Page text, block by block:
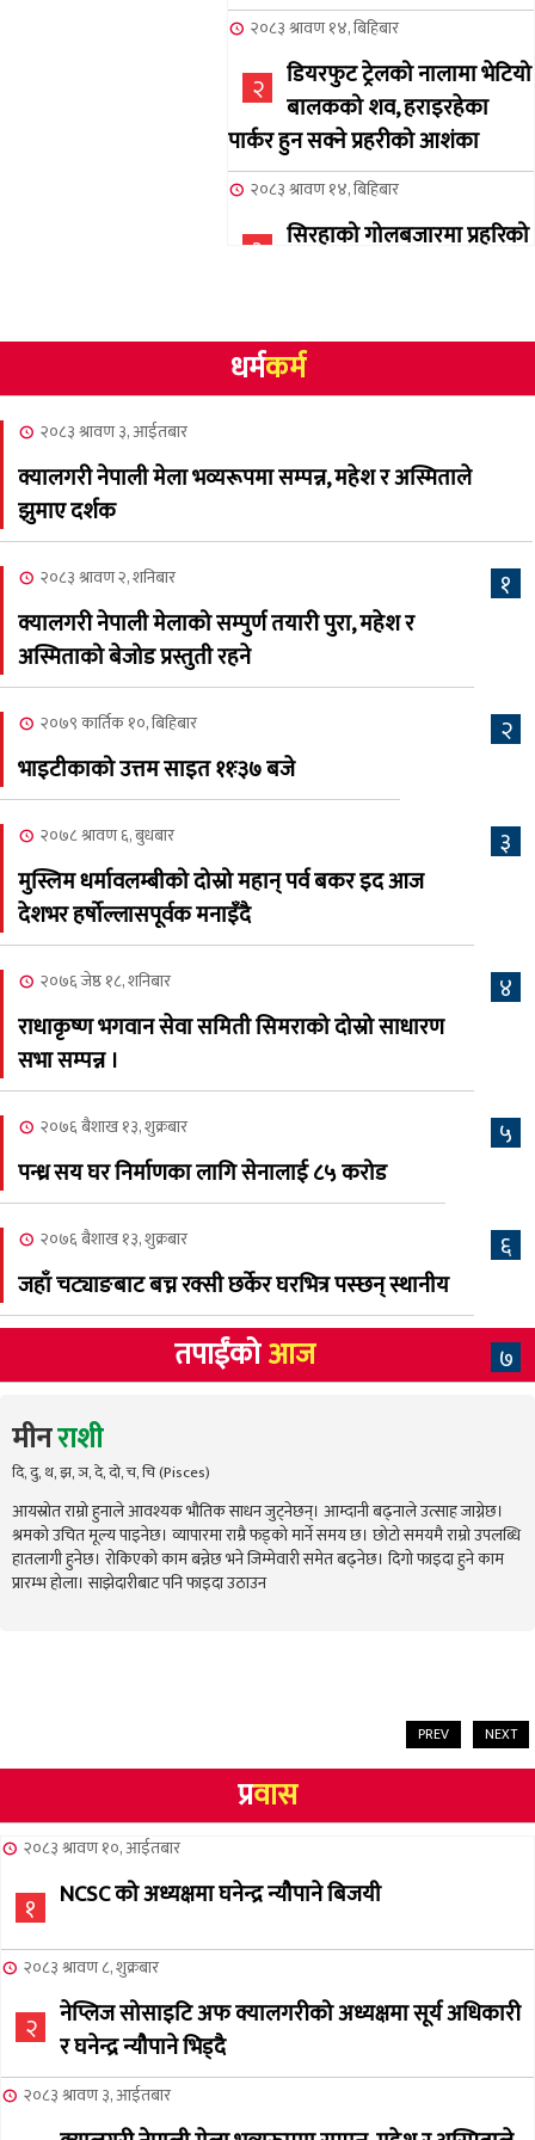
२०८३ श्रावण १४, बिहिबार
२
डियरफुट ट्रेलको नालामा भेटियो
बालकको शव, हराइरहेका
पार्कर हुन सक्ने प्रहरीको आशंका
२०८३ श्रावण १४, बिहिबार
३
सिरहाको गोलबजारमा प्रहरिको
४
NCSC को अध्यक्षमा घनेन्द्र
न्यौपाने बिजयी
नेप्लिज सोसाइटि अफ
२०८३ श्रावण ६, बुधबार
कामना खबर पत्रिका
७ क्यालगरी नेपाली मेला
२०८३ श्रावण २, शनिबार
८
क्यालगरी नेपाली मेलाको
अस्मिताको बेजोड प्रस्तुती रहने
धर्मकर्म
२०८३ श्रावण ३, आईतबार
क्यालगरी नेपाली मेला भव्यरूपमा सम्पन्न, महेश र अस्मिताले
झुमाए दर्शक
१
२०८३ श्रावण २, शनिबार
क्यालगरी नेपाली मेलाको सम्पुर्ण तयारी पुरा, महेश र
अस्मिताको बेजोड प्रस्तुती रहने
२
२०७९ कार्तिक १०, बिहिबार
भाइटीकाको उत्तम साइत ११ः३७ बजे
३
२०७८ श्रावण ६, बुधबार
मुस्लिम धर्मावलम्बीको दोस्रो महान् पर्व बकर इद आज
देशभर हर्षोल्लासपूर्वक मनाइँदै
४
२०७६ जेष्ठ १८, शनिबार
राधाकृष्ण भगवान सेवा समिती सिमराको दोस्रो साधारण
सभा सम्पन्न ।
५
२०७६ बैशाख १३, शुक्रबार
पन्ध्र सय घर निर्माणका लागि सेनालाई ८५ करोड
६
२०७६ बैशाख १३, शुक्रबार
जहाँ चट्याङबाट बच्न रक्सी छर्केर घरभित्र पस्छन् स्थानीय
७
तपाईंकोआज
मीनराशी
दि, दु, थ, झ, ञ, दे, दो, च, चि (Pisces)
आयस्रोत राम्रो हुनाले आवश्यक भौतिक साधन जुट्नेछन्। आम्दानी बढ्नाले उत्साह जाग्नेछ।
श्रमको उचित मूल्य पाइनेछ। व्यापारमा राम्रै फड्को मार्ने समय छ। छोटो समयमै राम्रो उपलब्धि
हातलागी हुनेछ। रोकिएको काम बन्नेछ भने जिम्मेवारी समेत बढ्नेछ। दिगो फाइदा हुने काम
प्रारम्भ होला। साझेदारीबाट पनि फाइदा उठाउन
PREV NEXT
प्रवास
२०८३ श्रावण १०, आईतबार
१ NCSC को अध्यक्षमा घनेन्द्र न्यौपाने बिजयी
२०८३ श्रावण ८, शुक्रबार
२
नेप्लिज सोसाइटि अफ क्यालगरीको अध्यक्षमा सूर्य अधिकारी
र घनेन्द्र न्यौपाने भिड्दै
२०८३ श्रावण ३, आईतबार